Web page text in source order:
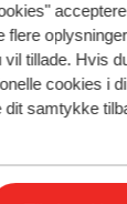
flere
tillade. Hvis
cookies i
samtykke
er